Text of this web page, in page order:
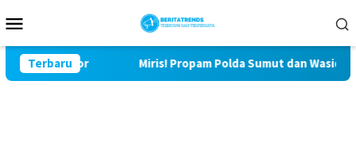
ke
Mobile
Terbaru
Lor Miris! Propam Polda Sumut dan Wasidik